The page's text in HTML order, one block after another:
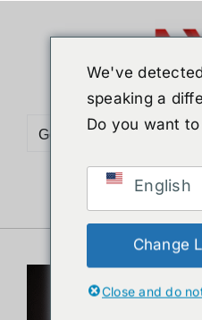
Go to...
reality
We've
speaking a
Do you want
English
Change
Close and do